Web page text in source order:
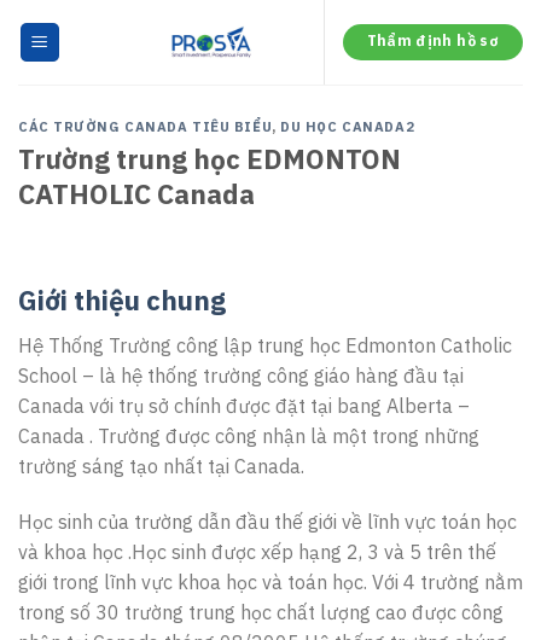
Thẩm định hồ sơ
CÁC TRƯỜNG CANADA TIÊU BIỂU, DU HỌC CANADA2
Trường trung học EDMONTON
CATHOLIC Canada
Giới thiệu chung
Hệ Thống Trường công lập trung học Edmonton Catholic
School – là hệ thống trường công giáo hàng đầu tại
Canada với trụ sở chính được đặt tại bang Alberta –
Canada . Trường được công nhận là một trong những
trường sáng tạo nhất tại Canada.
Học sinh của trường dẫn đầu thế giới về lĩnh vực toán học
và khoa học .Học sinh được xếp hạng 2, 3 và 5 trên thế
giới trong lĩnh vực khoa học và toán học. Với 4 trường nằm
trong số 30 trường trung học chất lượng cao được công